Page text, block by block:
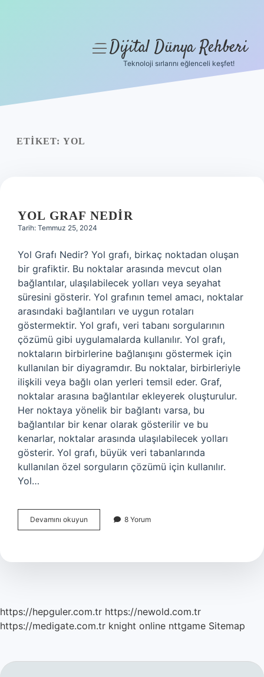
Yasal Uyarı
menüyüDijital Dünya Rehberi
Teknoloji sırlarını eğlenceli keşfet!
ETIKET: YOL
YOL GRAF NEDIR
Tarih: Temmuz 25, 2024
Yol Grafı Nedir? Yol grafı, birkaç noktadan oluşan
bir grafiktir. Bu noktalar arasında mevcut olan
bağlantılar, ulaşılabilecek yolları veya seyahat
süresini gösterir. Yol grafının temel amacı, noktalar
arasındaki bağlantıları ve uygun rotaları
göstermektir. Yol grafı, veri tabanı sorgularının
çözümü gibi uygulamalarda kullanılır. Yol grafı,
noktaların birbirlerine bağlanışını göstermek için
kullanılan bir diyagramdır. Bu noktalar, birbirleriyle
ilişkili veya bağlı olan yerleri temsil eder. Graf,
noktalar arasına bağlantılar ekleyerek oluşturulur.
Her noktaya yönelik bir bağlantı varsa, bu
bağlantılar bir kenar olarak gösterilir ve bu
kenarlar, noktalar arasında ulaşılabilecek yolları
gösterir. Yol grafı, büyük veri tabanlarında
kullanılan özel sorguların çözümü için kullanılır.
Yol…
Devamını okuyun
graf
8 Yorum
https://hepguler.com.tr https://newold.com.tr
https://medigate.com.tr knight online nttgame Sitemap